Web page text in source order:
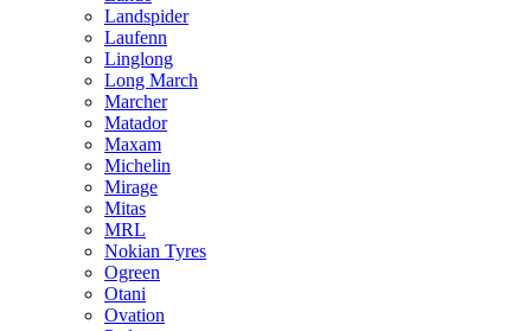
Landspider
Laufenn
Linglong
Long March
Marcher
Matador
Maxam
Michelin
Mirage
Mitas
MRL
Nokian Tyres
Ogreen
Otani
Ovation